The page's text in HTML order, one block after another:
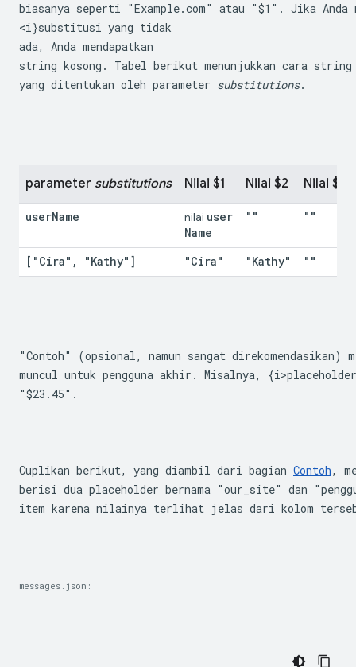
biasanya seperti "Example.com" atau "$1". Jika
<i}substitusi yang tidak
ada, Anda mendapatkan
string kosong. Tabel berikut menunjukkan cara
yang ditentukan oleh parameter substitutions.
parameter substitutions Nilai $1 Nilai $2 Nilai $3
userName nilai user
Name
"" ""
["Cira" , "Kathy"] "Cira" "Kathy" ""
"Contoh" (opsional, namun sangat direkomendasikan)
"$23.45" .
Cuplikan berikut, yang diambil dari bagian Contoh,
berisi dua placeholder bernama "our_site" dan
item karena nilainya terlihat jelas dari kolom
messages.json: